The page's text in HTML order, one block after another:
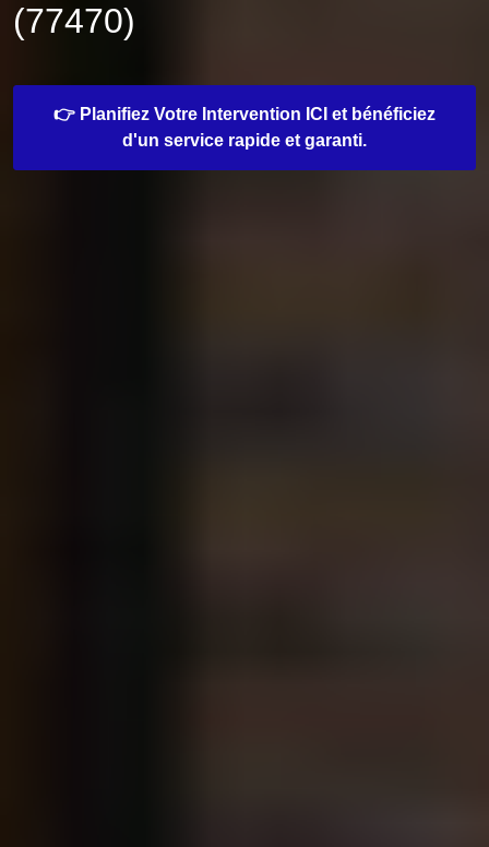
(77470)
👉 Planifiez Votre Intervention ICI et bénéficiez
d'un service rapide et garanti.